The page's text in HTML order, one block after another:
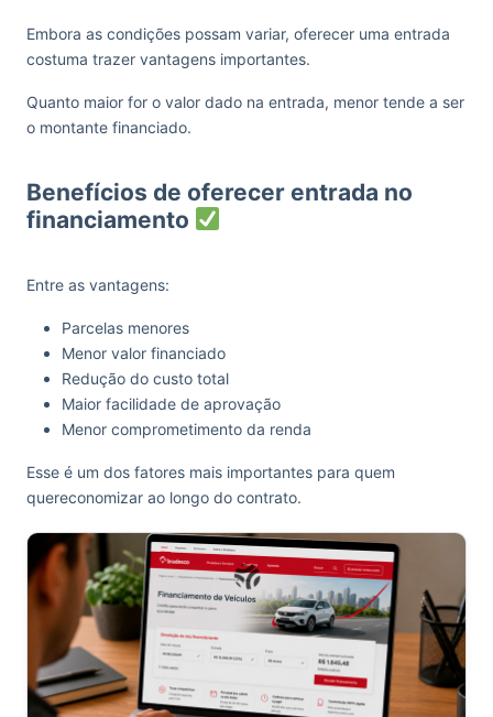
Embora as condições possam variar, oferecer uma entrada
costuma trazer vantagens importantes.
Quanto maior for o valor dado na entrada, menor tende a ser
o montante financiado.
Benefícios de oferecer entrada no
financiamento
Entre as vantagens:
Parcelas menores
Menor valor financiado
Redução do custo total
Maior facilidade de aprovação
Menor comprometimento da renda
Esse é um dos fatores mais importantes para quem
quereconomizar ao longo do contrato.